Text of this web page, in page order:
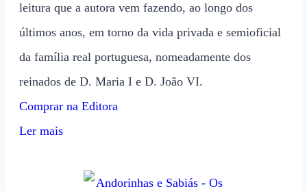
leitura que a autora vem fazendo, ao longo dos
últimos anos, em torno da vida privada e semioficial
da família real portuguesa, nomeadamente dos
reinados de D. Maria I e D. João VI.
Comprar na Editora
Ler mais